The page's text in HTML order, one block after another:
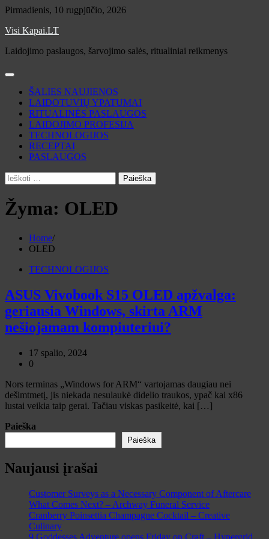
Skip
content
Pirmadienis, 10 rugpjūčio, 2026
Visi Kapai.LT
Laidojimo paslaugos, šarvojimo salės, ritualiniai reikmenys
ŠALIES NAUJIENOS
LAIDOTUVIŲ YPATUMAI
RITUALINĖS PASLAUGOS
LAIDOJIMO PROFESIJA
TECHNOLOGIJOS
RECEPTAI
PASLAUGOS
Ieškoti:
Žyma: OLED
Home
OLED
TECHNOLOGIJOS
ASUS Vivobook S15 OLED apžvalga:
geriausia Windows, skirta ARM
nešiojamam kompiuteriui?
17 spalio, 2024
0
Nors terminas „Windows for ARM“ vartojamas daugiau nei
dešimtmetį, jis niekada nesulaukė didelio traukos, ypač kai x86
lustai veikia taip gerai. Tačiau viskas pasikeitė, kai […]
Paieška
Paieška
Naujausi įrašai
Customer Surveys as a Necessary Component of Aftercare
What Comes Next? – Archway Funeral Service
Cranberry Poinsettia Champagne Cocktail – Creative
Culinary
9 Goddesses Adventure opens Friday on Craft – Hypergrid